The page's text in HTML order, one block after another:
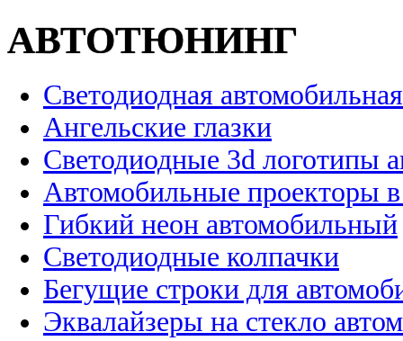
АВТОТЮНИНГ
Светодиодная
Ангельские глазки
Светодиодные 3d логотипы
Автомобильные проекторы
Гибкий неон автомобильный
Светодиодные колпачки
Бегущие строки для
Эквалайзеры на стекло